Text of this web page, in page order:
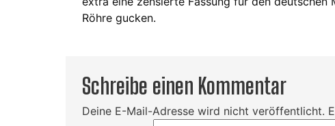
Röhre gucken.
Schreibe einen Kommentar
Deine E-Mail-Adresse wird nicht veröffentlicht.